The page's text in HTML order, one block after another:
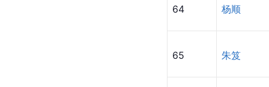
64 杨顺
65 朱笈